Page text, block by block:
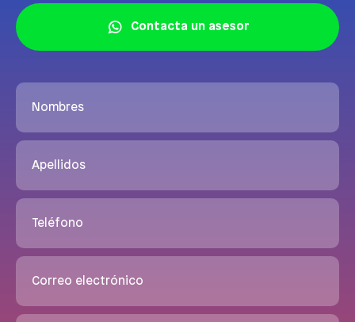
Contacta un asesor
Nombres
Apellidos
Teléfono
Correo electrónico